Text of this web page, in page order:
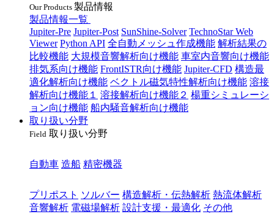
Our Products 製品情報
製品情報一覧
Jupiter-Pre Jupiter-Post SunShine-Solver TechnoStar Web
Viewer Python API 全自動メッシュ作成機能 解析結果の
比較機能 大規模音響解析向け機能 車室内音響向け機能
排気系向け機能 FrontISTR向け機能 Jupiter-CFD 構造最
適化解析向け機能 ベクトル磁気特性解析向け機能 溶接
解析向け機能１
溶接解析向け機能２ 楊重シミュレーシ
ョン向け機能 船内騒音解析向け機能
取り扱い分野
Field 取り扱い分野
自動車 造船 精密機器
プリポスト ソルバー 構造解析・伝熱解析 熱流体解析
音響解析 電磁場解析 設計支援・最適化 その他